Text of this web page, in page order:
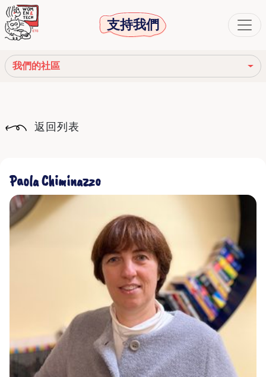
支持我們
我們的社區
我們的網絡
我們的社區
返回列表
Paola Chiminazzo